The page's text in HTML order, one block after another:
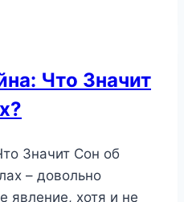
Что Значит
Значит Сон об
– довольно
явление, хотя и не